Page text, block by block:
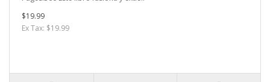
$19.99
Ex Tax: $19.99